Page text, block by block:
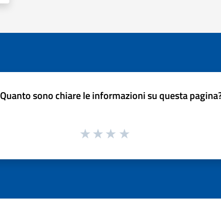
Quanto sono chiare le informazioni su questa